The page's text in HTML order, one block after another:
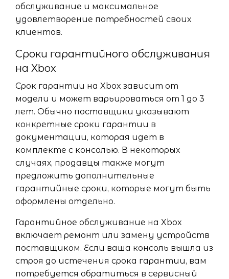
обслуживание и максимальное
удовлетворение потребностей своих
клиентов.
Сроки гарантийного обслуживания
на Xbox
Срок гарантии на Xbox зависит от
модели и может варьироваться от 1 до 3
лет. Обычно поставщики указывают
конкретные сроки гарантии в
документации, которая идет в
комплекте с консолью. В некоторых
случаях, продавцы также могут
предложить дополнительные
гарантийные сроки, которые могут быть
оформлены отдельно.
Гарантийное обслуживание на Xbox
включает ремонт или замену устройств
поставщиком. Если ваша консоль вышла из
строя до истечения срока гарантии, вам
потребуется обратиться в сервисный